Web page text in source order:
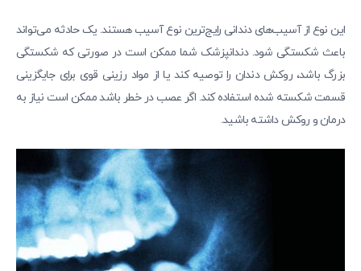
این نوع از آسیب‌های دندانی رایج‌ترین نوع آسیب هستند. یک حادثه می‌تواند
باعث شکستگی شود. دندانپزشک شما ممکن است در صورتی که شکستگی
بزرگ باشد، روکش دندان را توصیه کند یا از مواد رزینی قوی برای جایگزینی
قسمت شکسته‌ شده استفاده کند. اگر عصب در خطر باشد ممکن است نیاز به
درمان و روکش داشته باشید.